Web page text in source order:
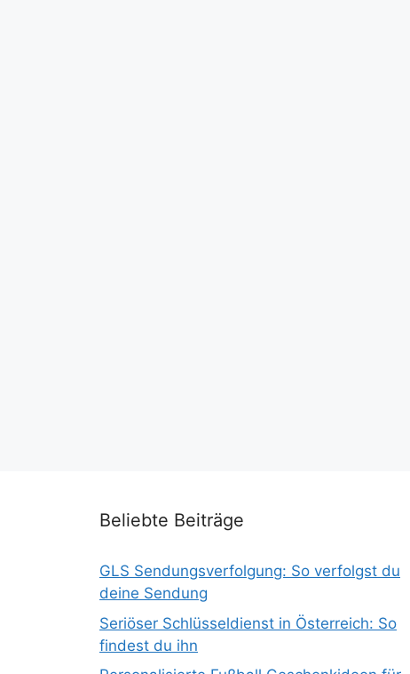
Beliebte Beiträge
GLS Sendungsverfolgung: So verfolgst du
deine Sendung
Seriöser Schlüsseldienst in Österreich: So
findest du ihn